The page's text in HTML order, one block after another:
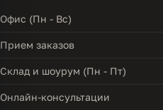
Офис (Пн - Вс)
Прием заказов
Склад и шоурум (Пн - Пт)
Онлайн-консультации